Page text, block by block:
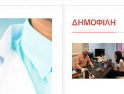
ΔΗΜΟΦΙΛΉ